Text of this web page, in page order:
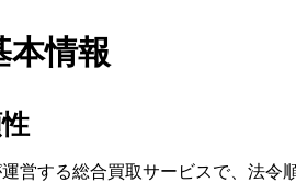
情報
運営する総合買取サービスで、法